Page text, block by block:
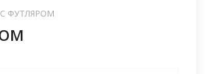
С ФУТЛЯРОМ